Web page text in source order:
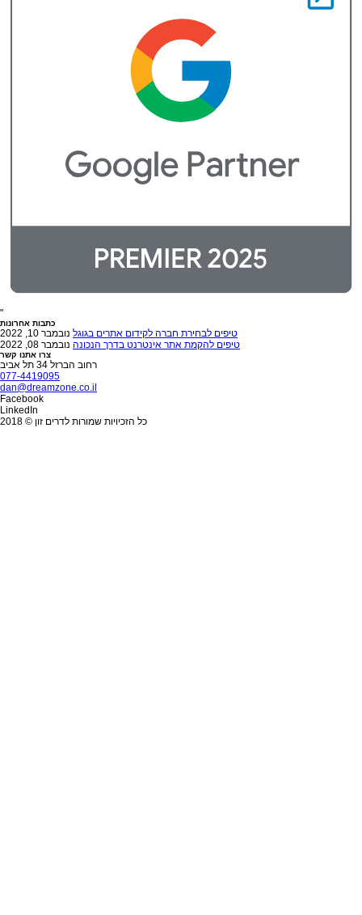
"
כתבות אחרונות
טיפים לבחירת חברה לקידום אתרים בגוגל נובמבר 10, 2022
טיפים להקמת אתר אינטרנט בדרך הנכונה נובמבר 08, 2022
צרו אתנו קשר
רחוב הברזל 34 תל אביב
077-4419095
dan@dreamzone.co.il
Facebook
LinkedIn
כל הזכיויות שמורות לדרים זון © 2018